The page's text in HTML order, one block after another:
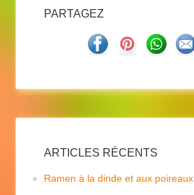
PARTAGEZ
ARTICLES RÉCENTS
Ramen à la dinde et aux poireaux